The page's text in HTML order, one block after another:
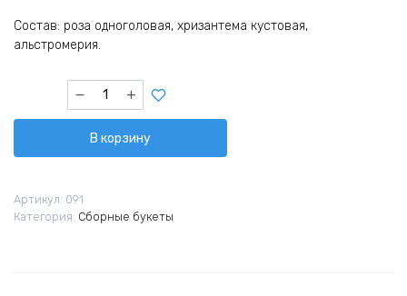
Состав: роза одноголовая, хризантема кустовая,
альстромерия.
Количество
товара
сердцаВ корзину
Артикул: 091
Категория: Сборные букеты